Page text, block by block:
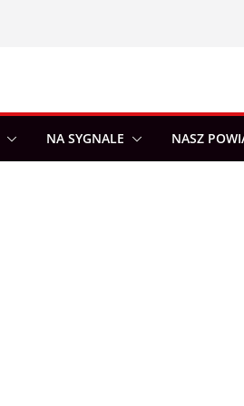
NA SYGNALE NASZ